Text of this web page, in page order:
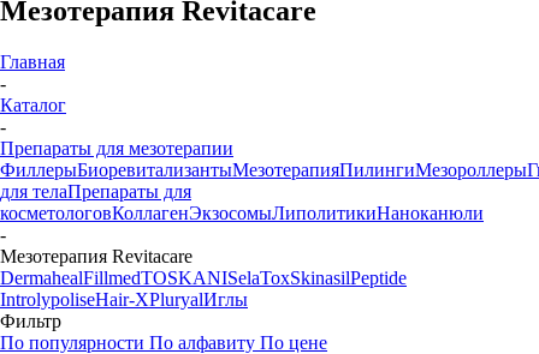
Мезотерапия Revitacare
Главная
-
Каталог
-
Препараты для мезотерапии
ФиллерыБиоревитализантыМезотерапияПилингиМезороллеры
для телаПрепараты для
косметологовКоллагенЭкзосомыЛиполитикиНаноканюли
-
Мезотерапия Revitacare
DermahealFillmedTOSKANISelaToxSkinasilPeptide
IntrolypoliseHair-XPluryalИглы
Фильтр
По популярности По алфавиту По цене